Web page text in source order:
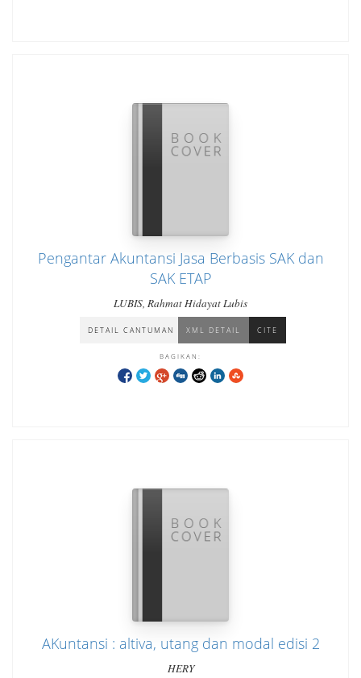
Pengantar Akuntansi Jasa Berbasis SAK dan
SAK ETAP
LUBIS, Rahmat Hidayat Lubis
DETAIL CANTUMAN XML DETAIL CITE
BAGIKAN:
AKuntansi : altiva, utang dan modal edisi 2
HERY